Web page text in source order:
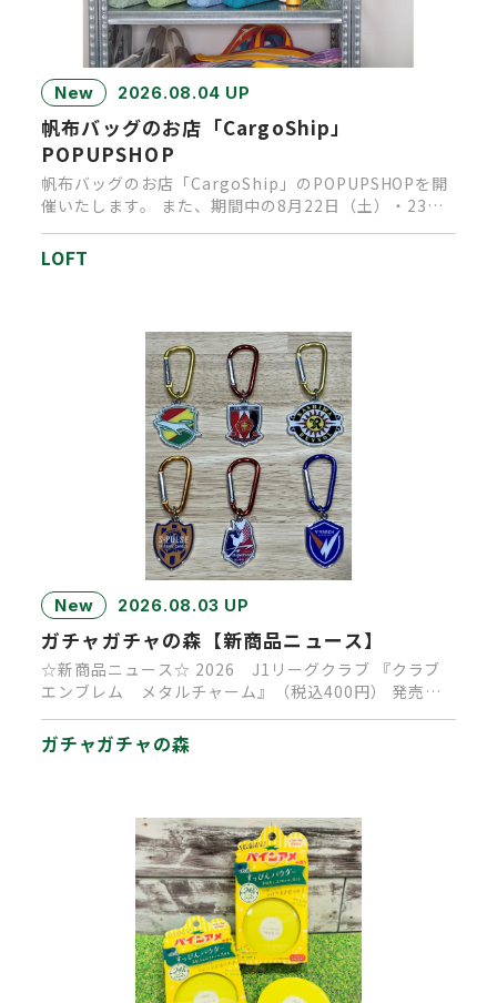
New 2026.08.04 UP
帆布バッグのお店「CargoShip」
POPUPSHOP
帆布バッグのお店「CargoShip」のPOPUPSHOPを開
催いたします。 また、期間中の8月22日（土）・23日
（日…
LOFT
New 2026.08.03 UP
ガチャガチャの森【新商品ニュース】
☆新商品ニュース☆ 2026 J1リーグクラブ 『クラブ
エンブレム メタルチャーム』（税込400円） 発売決
定！ 発売時…
ガチャガチャの森